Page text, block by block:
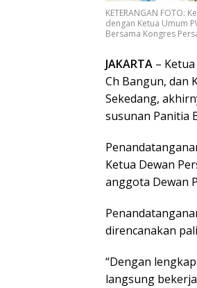
KETERANGAN FOTO:
dengan Ketua Umum
Bersama Kongres
JAKARTA –
Ch Bangun, dan
Sekedang,
susunan Panitia
Ketua Dewan
anggota Dewan
direncanakan
“Dengan
langsung